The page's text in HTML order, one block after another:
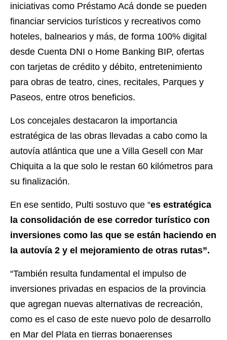
iniciativas como Préstamo Acá donde se pueden
financiar servicios turísticos y recreativos como
hoteles, balnearios y más, de forma 100% digital
desde Cuenta DNI o Home Banking BIP, ofertas
con tarjetas de crédito y débito, entretenimiento
para obras de teatro, cines, recitales, Parques y
Paseos, entre otros beneficios.
Los concejales destacaron la importancia
estratégica de las obras llevadas a cabo como la
autovía atlántica que une a Villa Gesell con Mar
Chiquita a la que solo le restan 60 kilómetros para
su finalización.
En ese sentido, Pulti sostuvo que “es estratégica
la consolidación de ese corredor turístico con
inversiones como las que se están haciendo en
la autovía 2 y el mejoramiento de otras rutas”.
“También resulta fundamental el impulso de
inversiones privadas en espacios de la provincia
que agregan nuevas alternativas de recreación,
como es el caso de este nuevo polo de desarrollo
en Mar del Plata en tierras bonaerenses